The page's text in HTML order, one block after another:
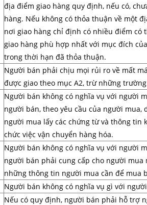
địa điểm giao hàng quy định, nếu có,
hàng. Nếu không có thỏa thuận về một
nơi giao hàng chỉ định có nhiều điểm có
giao hàng phù hợp nhất với mục đích
trong thời hạn đã thỏa thuận.
Người bán phải chịu mọi rủi ro về mất
được giao theo mục A2, trừ những
Người bán không có nghĩa vụ với người
người bán, theo yêu cầu của người
người mua lấy các chứng từ và thông
chức việc vận chuyển hàng hóa.
Người bán không có nghĩa vụ với người
người bán phải cung cấp cho người
những thông tin người mua cần để mua
Người bán không có nghĩa vụ gì với
Nếu có quy định, người bán phải hỗ trợ